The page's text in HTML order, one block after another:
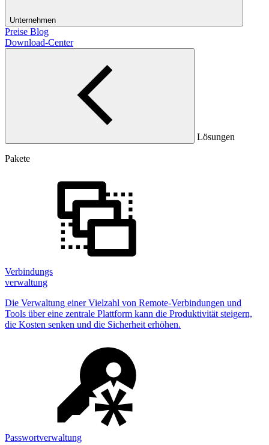
Unternehmen
Preise Blog
Download-Center
Lösungen
Pakete
Verbindungs
verwaltung
Die Verwaltung einer Vielzahl von Remote-Verbindungen und
Tools über eine zentrale Plattform kann die Produktivität steigern,
die Kosten senken und die Sicherheit erhöhen.
Passwortverwaltung